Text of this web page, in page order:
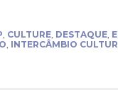
, CULTURE, DESTAQUE,
, INTERCÂMBIO